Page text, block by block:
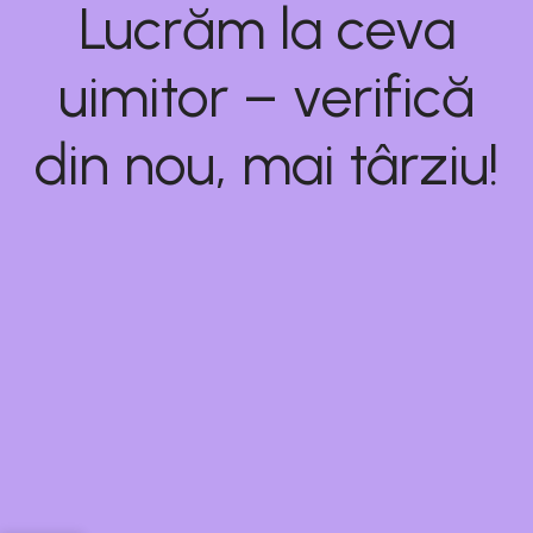
Lucrăm la ceva
uimitor – verifică
din nou, mai târziu!